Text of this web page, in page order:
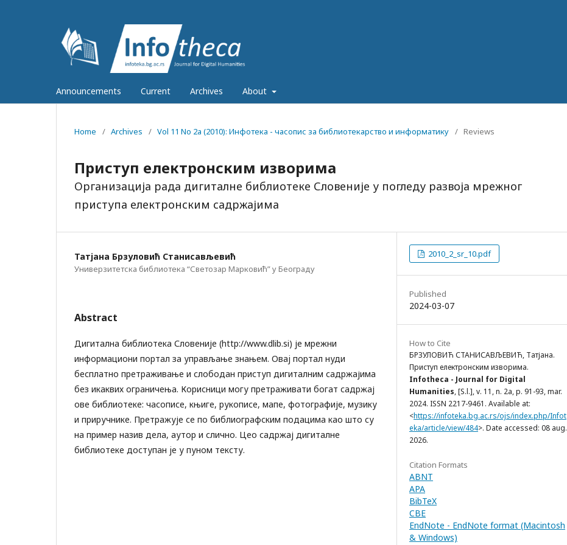
Announcements Current Archives About
Home / Archives / Vol 11 No 2a (2010): Инфотека - часопис за библиотекарство и информатику / Reviews
Приступ електронским изворима
Организација рада дигиталне библиотеке Словеније у погледу развоја мрежног
приступа електронским садржајима
Татјана Брзуловић Станисављевић
Универзитетска библиотека “Светозар Марковић” у Београду
Abstract
Дигитална библиотека Словеније (http://www.dlib.si) је мрежни
информациони портал за управљање знањем. Оваj портал нуди
бесплатно претраживање и слободан приступ дигиталним садржајима
без икаквих ограничења. Корисници могу претраживати богат садржај
ове библиотеке: часописe, књигe, рукописe, мапe, фотографије, музику
и приручнике. Претражује се по библиографским подацима као што су
на пример назив дела, аутор и слично. Цео садржај дигиталне
библиотекe доступан je у пуном тексту.
2010_2_sr_10.pdf
Published
2024-03-07
How to Cite
БРЗУЛОВИЋ СТАНИСАВЉЕВИЋ, Татјана.
Приступ електронским изворима.
Infotheca - Journal for Digital
Humanities, [S.l.], v. 11, n. 2a, p. 91-93, mar.
2024. ISSN 2217-9461. Available at:
<https://infoteka.bg.ac.rs/ojs/index.php/Infot
eka/article/view/484>. Date accessed: 08 aug.
2026.
Citation Formats
ABNT
APA
BibTeX
CBE
EndNote - EndNote format (Macintosh
& Windows)